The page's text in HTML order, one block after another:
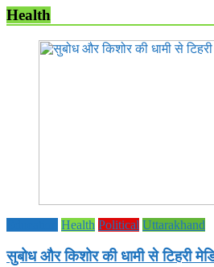
Health
Health Political Uttarakhand
सुबोध और किशोर की धामी से टिहरी